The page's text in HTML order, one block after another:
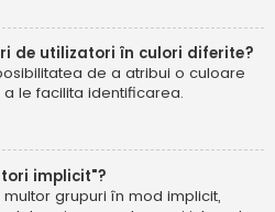
de utilizatori în culori diferite?
de a atribui o culoare
le facilita identificarea.
implicit"?
grupuri în mod implicit,